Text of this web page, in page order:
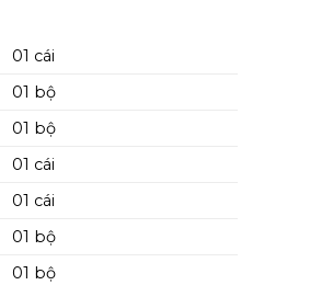
01 cái
01 bộ
01 bộ
01 cái
01 cái
01 bộ
01 bộ